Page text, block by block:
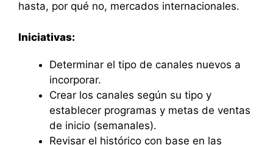
hasta, por qué no, mercados internacionales.
Iniciativas:
Determinar el tipo de canales nuevos a
incorporar.
Crear los canales según su tipo y
establecer programas y metas de ventas
de inicio (semanales).
Revisar el histórico con base en las